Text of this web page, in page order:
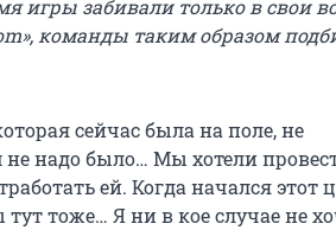
игры забивали только в свои
команды таким образом
сейчас была на поле, не
надо было… Мы хотели
ей. Когда начался этот
тоже… Я ни в кое случае не